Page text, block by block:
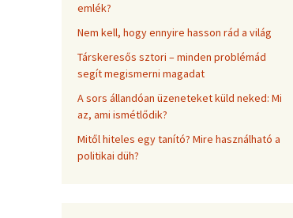
emlék?
Nem kell, hogy ennyire hasson rád a világ
Társkeresős sztori – minden problémád
segít megismerni magadat
A sors állandóan üzeneteket küld neked: Mi
az, ami ismétlődik?
Mitől hiteles egy tanító? Mire használható a
politikai düh?